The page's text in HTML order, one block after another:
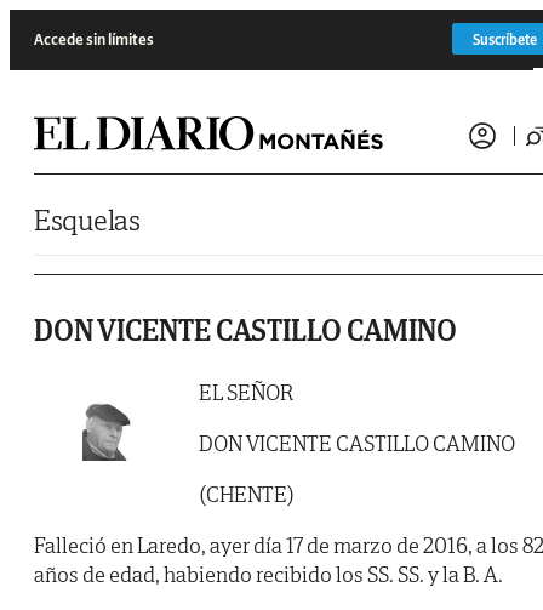
Accede sin límites Suscríbete
Esquelas
DON VICENTE CASTILLO CAMINO
EL SEÑOR
DON VICENTE CASTILLO CAMINO
(CHENTE)
Falleció en Laredo, ayer día 17 de marzo de 2016, a los 82
años de edad, habiendo recibido los SS. SS. y la B. A.